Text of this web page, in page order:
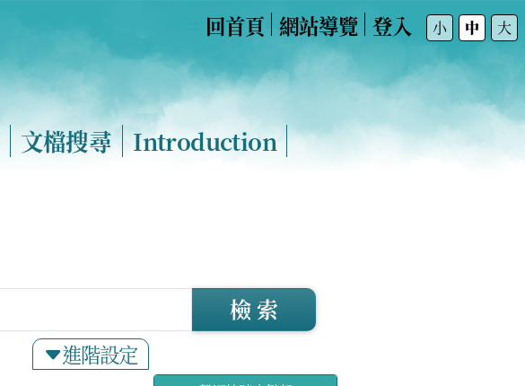
回首頁 網站導覽 登入 小 中 大
文檔搜尋 Introduction
進階設定
檢 索